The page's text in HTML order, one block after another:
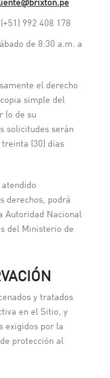
992 408 178
de 8:30 a.m. a
el derecho
simple del
(o de su
solicitudes serán
(30) días
derechos, podrá
Autoridad Nacional
del Ministerio de
y tratados
en el Sitio, y
exigidos por la
protección al